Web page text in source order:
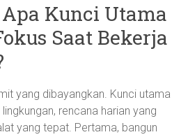
Kunci Utama
Saat Bekerja
yang dibayangkan. Kunci utama
rencana harian yang
yang tepat. Pertama, bangun